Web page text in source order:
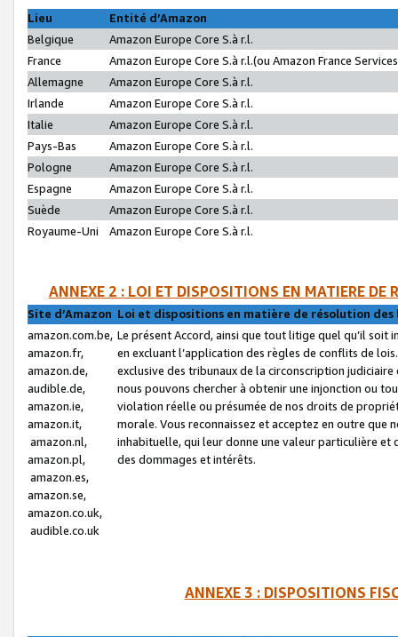
Lieu
Entité d’Amazon
Belgique
Amazon Europe Core S.à r.l.
France
Amazon Europe Core S.à r.l.(ou Amazon France
Allemagne
Amazon Europe Core S.à r.l.
Irlande
Amazon Europe Core S.à r.l.
Italie
Amazon Europe Core S.à r.l.
Pays-Bas
Amazon Europe Core S.à r.l.
Pologne
Amazon Europe Core S.à r.l.
Espagne
Amazon Europe Core S.à r.l.
Suède
Amazon Europe Core S.à r.l.
Royaume-Uni
Amazon Europe Core S.à r.l.
ANNEXE 2 : LOI ET DISPOSITIONS EN MATIERE DE
Site d’Amazon Loi et dispositions en matière de résolution
amazon.com.be,
amazon.fr,
amazon.de,
audible.de,
amazon.ie,
amazon.it,
amazon.nl,
amazon.pl,
amazon.es,
amazon.se,
amazon.co.uk,
audible.co.uk
Le présent Accord, ainsi que tout litige quel qu’il soit
en excluant l’application des règles de conflits de
exclusive des tribunaux de la circonscription
nous pouvons chercher à obtenir une injonction ou
violation réelle ou présumée de nos droits de
morale. Vous reconnaissez et acceptez en outre que
inhabituelle, qui leur donne une valeur particulière
des dommages et intérêts.
ANNEXE 3 : DISPOSITIONS